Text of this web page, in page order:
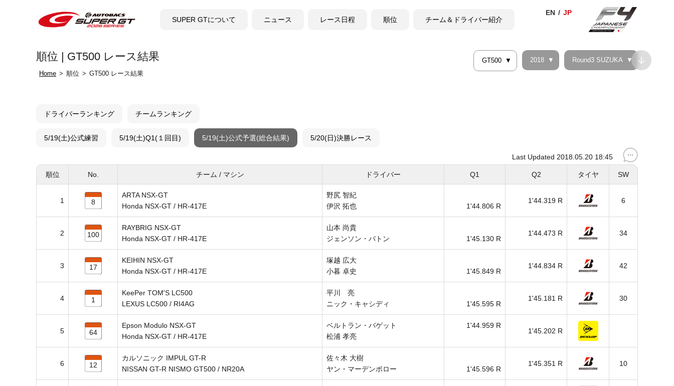
SUPER GTについて ニュース レース日程 順位 チーム＆ドライバー紹介
順位 | GT500 レース結果
Home 順位 GT500 レース結果
GT500 2018 Round3 SUZUKA
ドライバーランキング チームランキング
5/19(土)公式練習 5/19(土)Q1(１回目) 5/19(土)公式予選(総合結果) 5/20(日)決勝レース
Last Updated 2018.05.20 18:45
順位 No. チーム / マシン ドライバー Q1 Q2 タイヤ SW
1 8
ARTA NSX-GT
Honda NSX-GT / HR-417E
野尻 智紀
伊沢 拓也
1'44.806 R
1'44.319 R 6
2 100
RAYBRIG NSX-GT
Honda NSX-GT / HR-417E
山本 尚貴
ジェンソン・バトン
1'45.130 R
1'44.473 R 34
3 17
KEIHIN NSX-GT
Honda NSX-GT / HR-417E
塚越 広大
小暮 卓史
1'45.849 R
1'44.834 R 42
4 1
KeePer TOM'S LC500
LEXUS LC500 / RI4AG
平川 亮
ニック・キャシディ
1'45.595 R
1'45.181 R 30
5 64
Epson Modulo NSX-GT
Honda NSX-GT / HR-417E
ベルトラン・バゲット
松浦 孝亮
1'44.959 R
1'45.202 R
6 12
カルソニック IMPUL GT-R
NISSAN GT-R NISMO GT500 / NR20A
佐々木 大樹
ヤン・マーデンボロー
1'45.596 R
1'45.351 R 10